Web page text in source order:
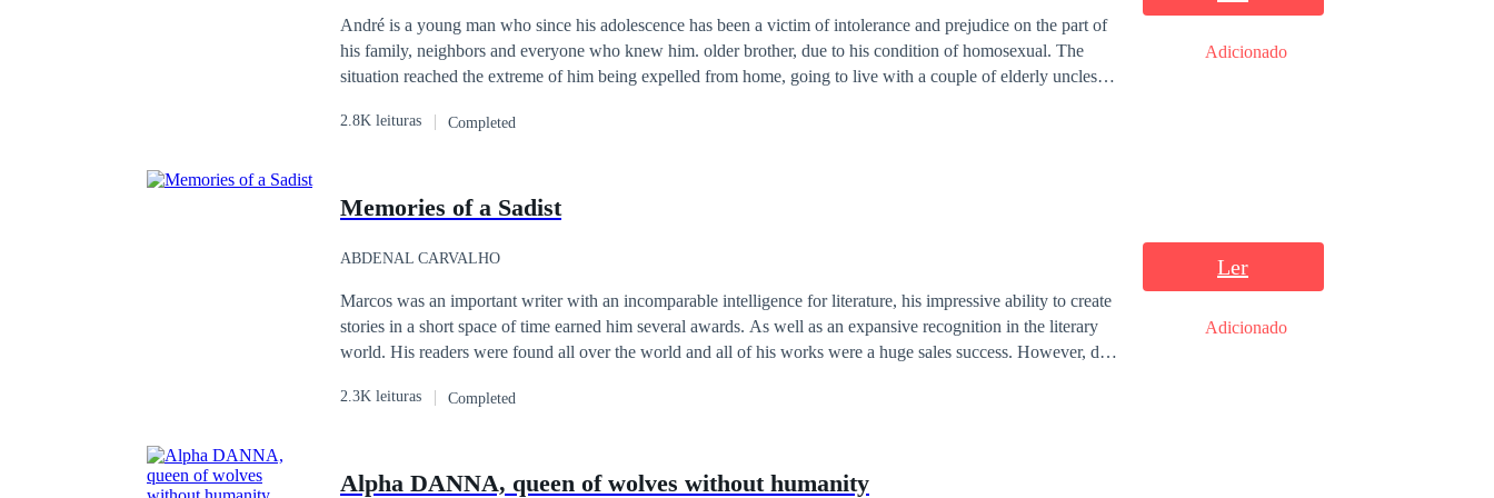
André is a young man who since his adolescence has been a victim of intolerance and prejudice on the part of
his family, neighbors and everyone who knew him. older brother, due to his condition of homosexual. The
situation reached the extreme of him being expelled from home, going to live with a couple of elderly uncles,
important chef with international recognition. Tired of so much discrimination, he decides to fight against
evil that can be overcome.
2.8K leituras Completed
Adicionado
Memories of a Sadist
ABDENAL CARVALHO
Marcos was an important writer with an incomparable intelligence for literature, his impressive ability to create
stories in a short space of time earned him several awards. As well as an expansive recognition in the literary
world. His readers were found all over the world and all of his works were a huge sales success. However, due
possible long-term dreams. In a terminal state, that posthumous work would be the revelation of his most
2.3K leituras Completed
Ler
Adicionado
Alpha DANNA, queen of wolves without humanity